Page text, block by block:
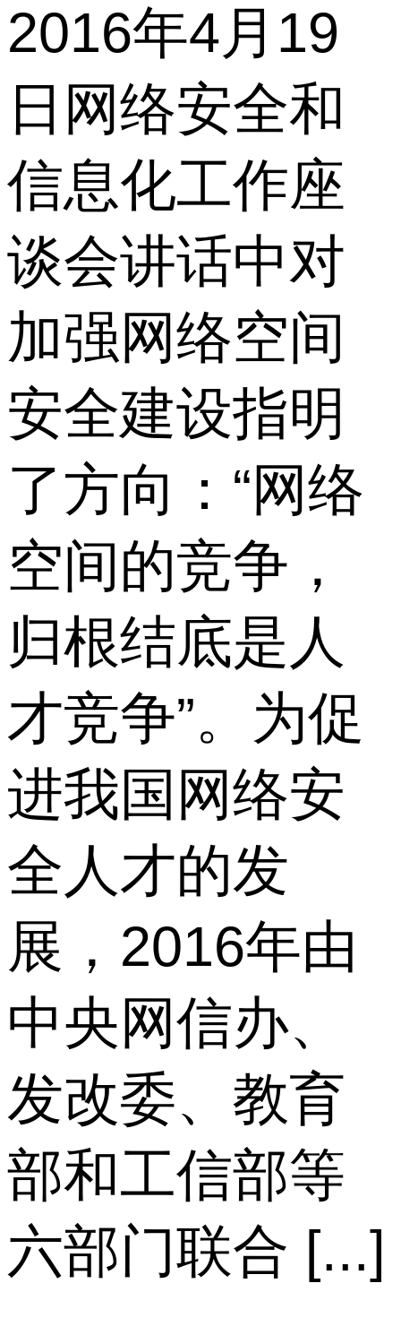
2016年4月19
日网络安全和
信息化工作座
谈会讲话中对
加强网络空间
安全建设指明
了方向：“网络
空间的竞争，
归根结底是人
才竞争”。为促
进我国网络安
全人才的发
展，2016年由
中央网信办、
发改委、教育
部和工信部等
六部门联合 [...]